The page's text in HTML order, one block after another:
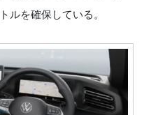
ルを確保している。